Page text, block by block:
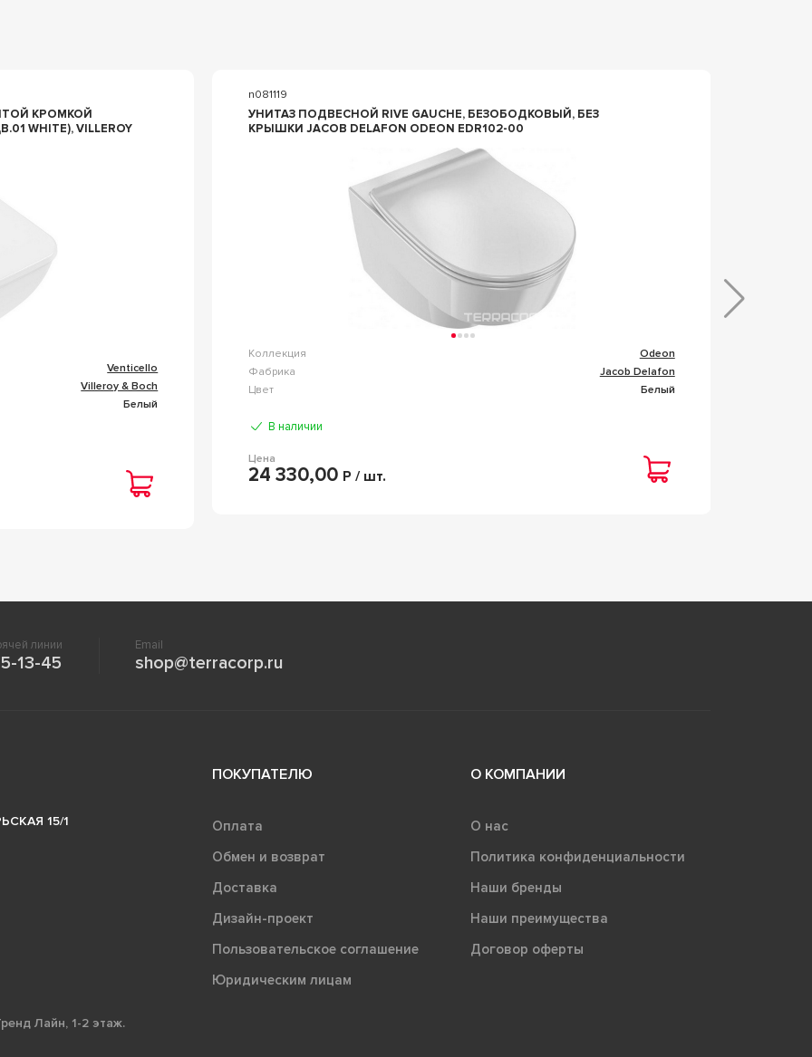
КРОМКОЙ
VILLEROY
Venticello
Villeroy & Boch
Белый
n081119
УНИТАЗ ПОДВЕСНОЙ RIVE GAUCHE, БЕЗОБОДКОВЫЙ, БЕЗ
КРЫШКИ JACOB DELAFON ODEON EDR102-00
Коллекция
Odeon
Фабрика
Jacob Delafon
Цвет
Белый
В наличии
Цена
24 330,00 Р / шт.
линии
13-45
Email
shop@terracorp.ru
15/1
Лайн, 1-2 этаж.
ПОКУПАТЕЛЮ
Оплата
Обмен и возврат
Доставка
Дизайн-проект
Пользовательское соглашение
Юридическим лицам
О КОМПАНИИ
О нас
Политика конфиденциальности
Наши бренды
Наши преимущества
Договор оферты